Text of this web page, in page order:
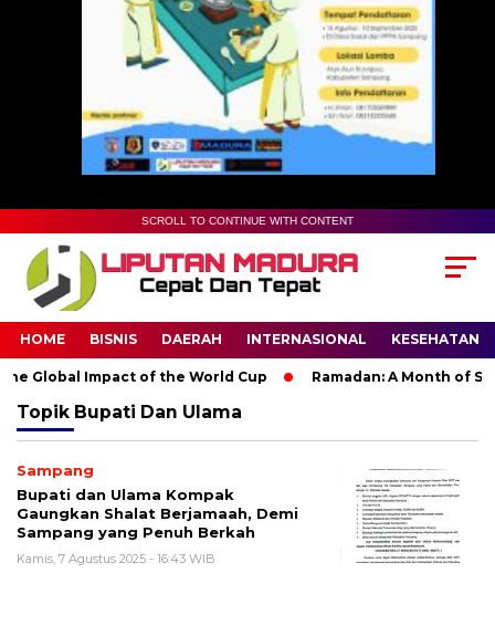
SCROLL TO CONTINUE WITH CONTENT
HOME BISNIS DAERAH INTERNASIONAL KESEHATAN
Global Impact of the World Cup Ramadan: A Month of
Topik Bupati Dan Ulama
Sampang
Bupati dan Ulama Kompak
Gaungkan Shalat Berjamaah, Demi
Sampang yang Penuh Berkah
Kamis, 7 Agustus 2025 - 16:43 WIB